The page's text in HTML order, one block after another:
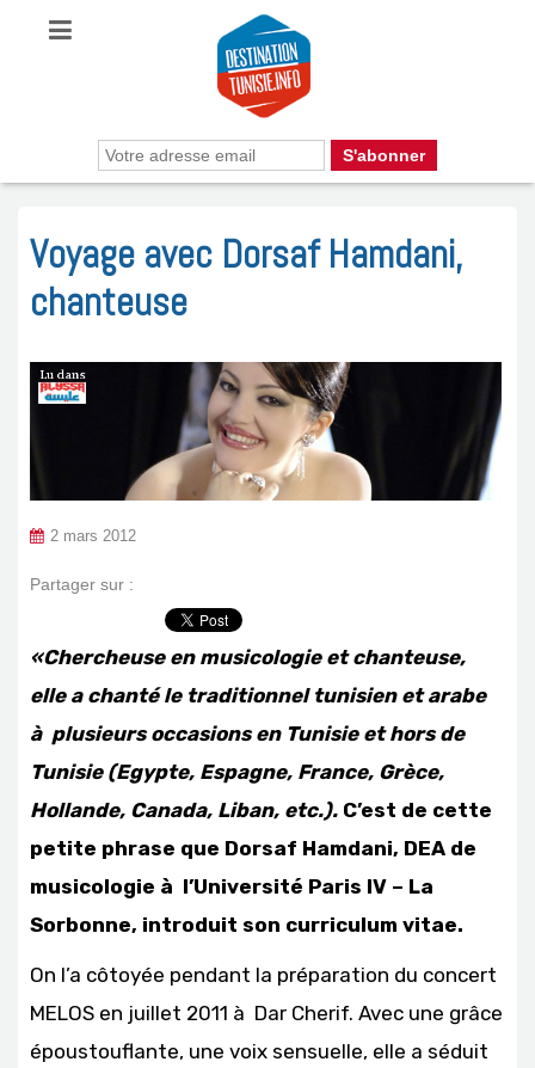
Voyage avec Dorsaf Hamdani,
chanteuse
2 mars 2012
Partager sur :
«Chercheuse en musicologie et chanteuse,
elle a chanté le traditionnel tunisien et arabe
à plusieurs occasions en Tunisie et hors de
Tunisie (Egypte, Espagne, France, Grèce,
Hollande, Canada, Liban, etc.). C’est de cette
petite phrase que Dorsaf Hamdani, DEA de
musicologie à l’Université Paris IV – La
Sorbonne, introduit son curriculum vitae.
On l’a côtoyée pendant la préparation du concert
MELOS en juillet 2011 à Dar Cherif. Avec une grâce
époustouflante, une voix sensuelle, elle a séduit